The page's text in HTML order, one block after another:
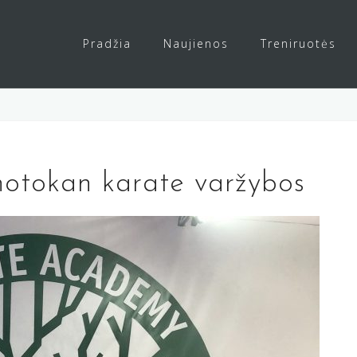
Pradžia Naujienos Treniruotės
karate varžybos